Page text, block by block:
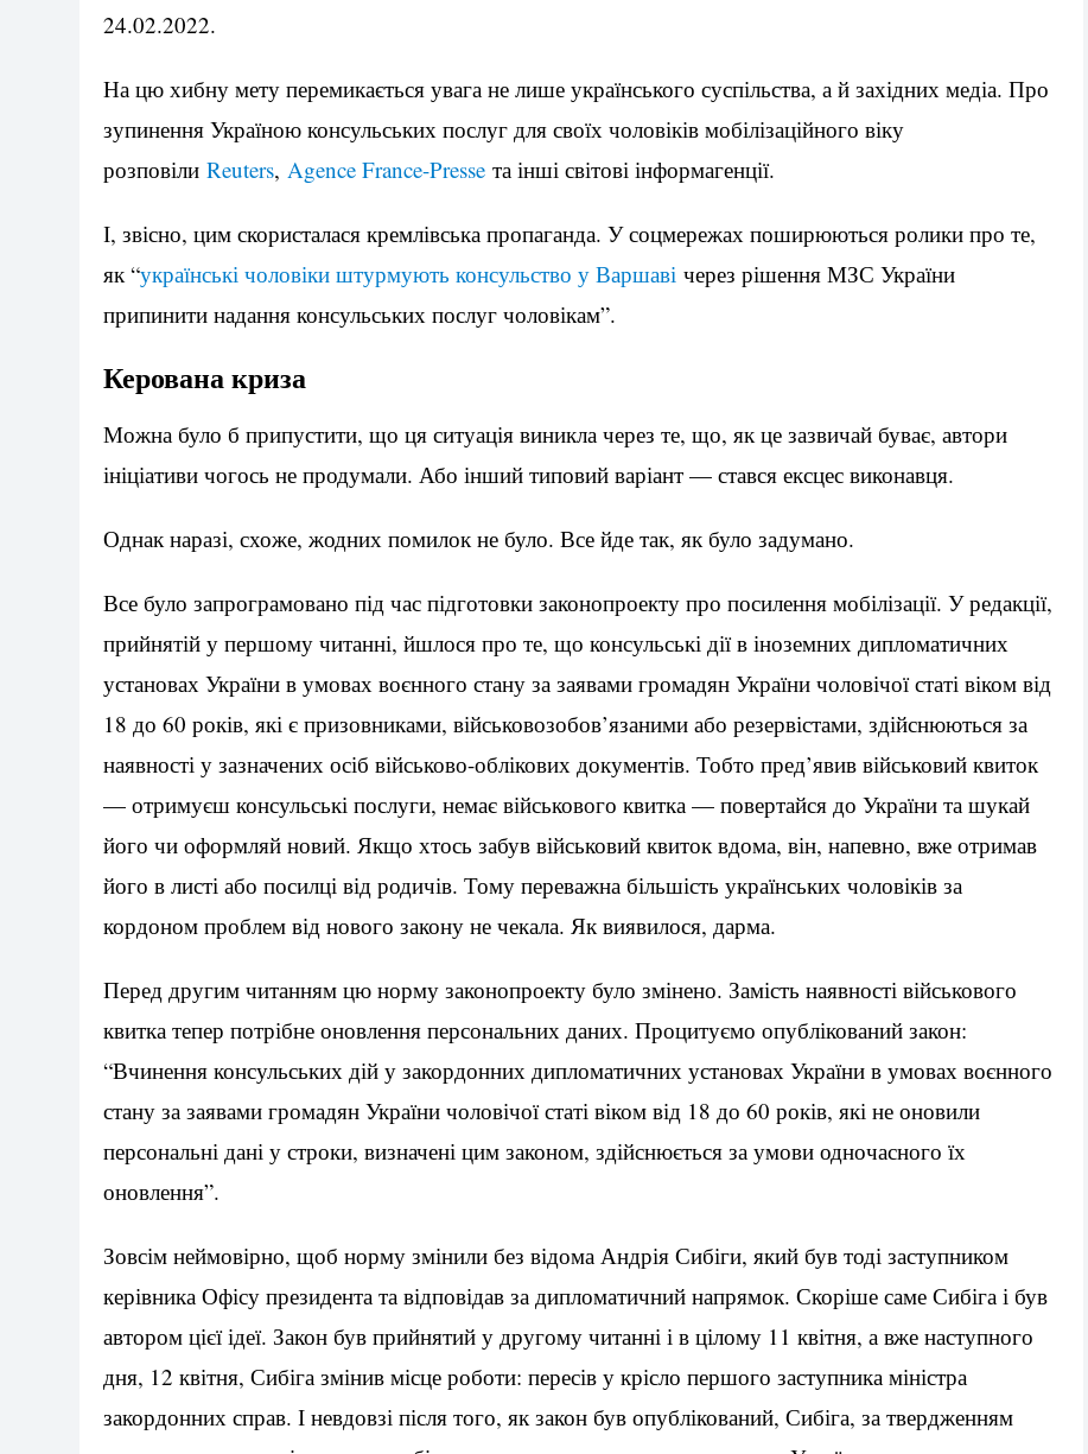
24.02.2022.
На цю хибну мету перемикається увага не лише українського суспільства, а й західних медіа. Про
зупинення Україною консульських послуг для своїх чоловіків мобілізаційного віку
розповіли Reuters, Agence France-Presse та інші світові інформагенції.
І, звісно, цим скористалася кремлівська пропаганда. У соцмережах поширюються ролики про те,
як “українські чоловіки штурмують консульство у Варшаві через рішення МЗС України
припинити надання консульських послуг чоловікам”.
Керована криза
Можна було б припустити, що ця ситуація виникла через те, що, як це зазвичай буває, автори
ініціативи чогось не продумали. Або інший типовий варіант — стався ексцес виконавця.
Однак наразі, схоже, жодних помилок не було. Все йде так, як було задумано.
Все було запрограмовано під час підготовки законопроекту про посилення мобілізації. У редакції,
прийнятій у першому читанні, йшлося про те, що консульські дії в іноземних дипломатичних
установах України в умовах воєнного стану за заявами громадян України чоловічої статі віком від
18 до 60 років, які є призовниками, військовозобов’язаними або резервістами, здійснюються за
наявності у зазначених осіб військово-облікових документів. Тобто пред’явив військовий квиток
— отримуєш консульські послуги, немає військового квитка — повертайся до України та шукай
його чи оформляй новий. Якщо хтось забув військовий квиток вдома, він, напевно, вже отримав
його в листі або посилці від родичів. Тому переважна більшість українських чоловіків за
кордоном проблем від нового закону не чекала. Як виявилося, дарма.
Перед другим читанням цю норму законопроекту було змінено. Замість наявності військового
квитка тепер потрібне оновлення персональних даних. Процитуємо опублікований закон:
“Вчинення консульських дій у закордонних дипломатичних установах України в умовах воєнного
стану за заявами громадян України чоловічої статі віком від 18 до 60 років, які не оновили
персональні дані у строки, визначені цим законом, здійснюється за умови одночасного їх
оновлення”.
Зовсім неймовірно, щоб норму змінили без відома Андрія Сибіги, який був тоді заступником
керівника Офісу президента та відповідав за дипломатичний напрямок. Скоріше саме Сибіга і був
автором цієї ідеї. Закон був прийнятий у другому читанні і в цілому 11 квітня, а вже наступного
дня, 12 квітня, Сибіга змінив місце роботи: пересів у крісло першого заступника міністра
закордонних справ. І невдовзі після того, як закон був опублікований, Сибіга, за твердженням